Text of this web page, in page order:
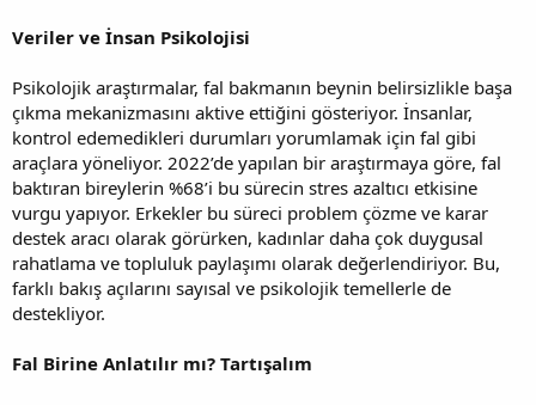
Veriler ve İnsan Psikolojisi
Psikolojik araştırmalar, fal bakmanın beynin belirsizlikle başa
çıkma mekanizmasını aktive ettiğini gösteriyor. İnsanlar,
kontrol edemedikleri durumları yorumlamak için fal gibi
araçlara yöneliyor. 2022’de yapılan bir araştırmaya göre, fal
baktıran bireylerin %68’i bu sürecin stres azaltıcı etkisine
vurgu yapıyor. Erkekler bu süreci problem çözme ve karar
destek aracı olarak görürken, kadınlar daha çok duygusal
rahatlama ve topluluk paylaşımı olarak değerlendiriyor. Bu,
farklı bakış açılarını sayısal ve psikolojik temellerle de
destekliyor.
Fal Birine Anlatılır mı? Tartışalım